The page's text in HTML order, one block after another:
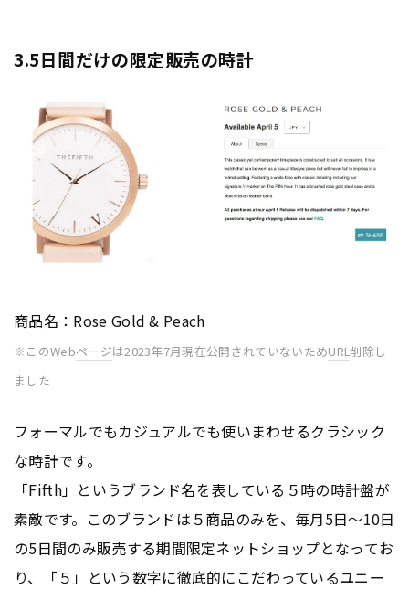
3.5日間だけの限定販売の時計
商品名：Rose Gold & Peach
※このWebページは2023年7月現在公開されていないためURL削除し
ました
フォーマルでもカジュアルでも使いまわせるクラシック
な時計です。
「Fifth」というブランド名を表している５時の時計盤が
素敵です。このブランドは５商品のみを、毎月5日〜10日
の5日間のみ販売する期間限定ネットショップとなってお
り、「５」という数字に徹底的にこだわっているユニー